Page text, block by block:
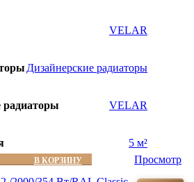
VELAR
Дизайнерские радиаторы
радиаторы VELAR
5 м²
В КОРЗИНУ Просмотр